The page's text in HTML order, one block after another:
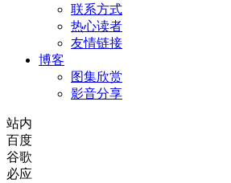
联系方式
热心读者
友情链接
博客
图集欣赏
影音分享
站内
百度
谷歌
必应